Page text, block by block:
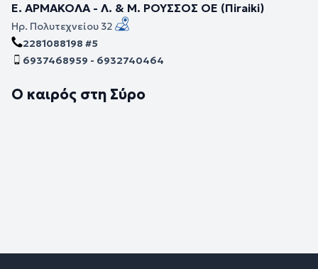
Ε. ΑΡΜΑΚΟΛΑ - Λ. & Μ. ΡΟΥΣΣΟΣ ΟΕ (Πiraiki)
Ηρ. Πολυτεχνείου 32
2281088198 #5
6937468959 - 6932740464
Ο καιρός στη Σύρο